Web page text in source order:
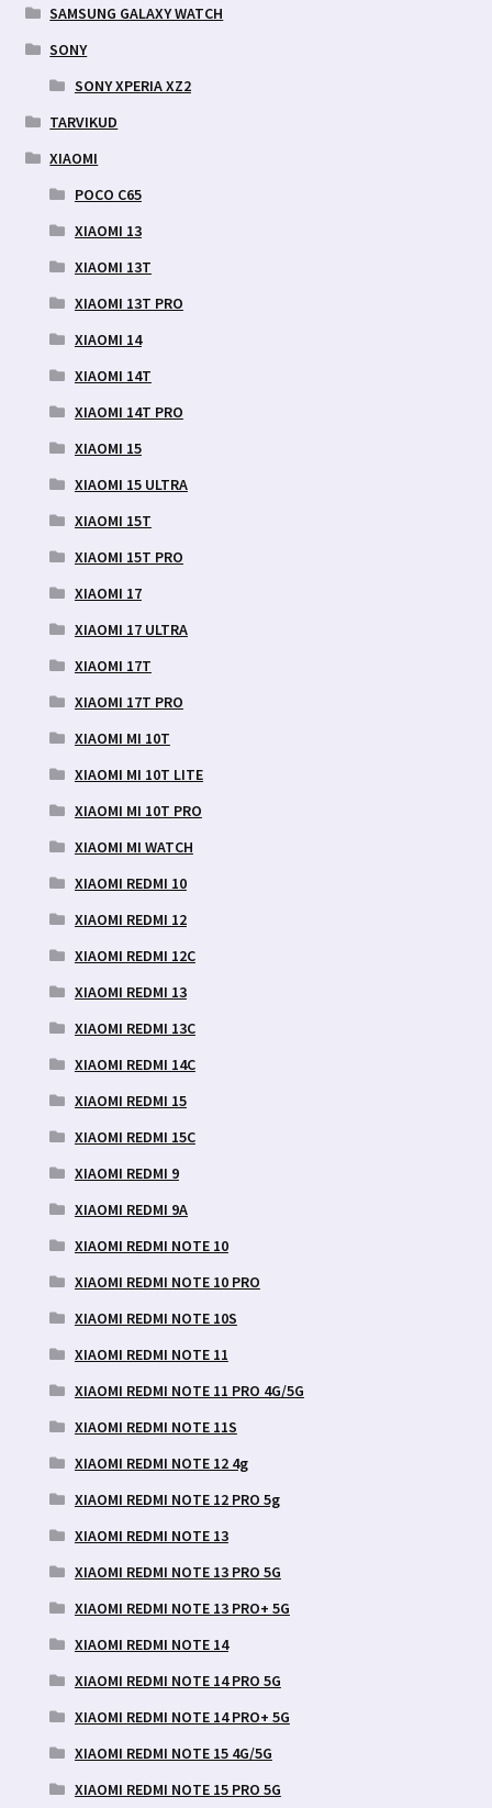
SAMSUNG GALAXY WATCH
SONY
SONY XPERIA XZ2
TARVIKUD
XIAOMI
POCO C65
XIAOMI 13
XIAOMI 13T
XIAOMI 13T PRO
XIAOMI 14
XIAOMI 14T
XIAOMI 14T PRO
XIAOMI 15
XIAOMI 15 ULTRA
XIAOMI 15T
XIAOMI 15T PRO
XIAOMI 17
XIAOMI 17 ULTRA
XIAOMI 17T
XIAOMI 17T PRO
XIAOMI MI 10T
XIAOMI MI 10T LITE
XIAOMI MI 10T PRO
XIAOMI MI WATCH
XIAOMI REDMI 10
XIAOMI REDMI 12
XIAOMI REDMI 12C
XIAOMI REDMI 13
XIAOMI REDMI 13C
XIAOMI REDMI 14C
XIAOMI REDMI 15
XIAOMI REDMI 15C
XIAOMI REDMI 9
XIAOMI REDMI 9A
XIAOMI REDMI NOTE 10
XIAOMI REDMI NOTE 10 PRO
XIAOMI REDMI NOTE 10S
XIAOMI REDMI NOTE 11
XIAOMI REDMI NOTE 11 PRO 4G/5G
XIAOMI REDMI NOTE 11S
XIAOMI REDMI NOTE 12 4g
XIAOMI REDMI NOTE 12 PRO 5g
XIAOMI REDMI NOTE 13
XIAOMI REDMI NOTE 13 PRO 5G
XIAOMI REDMI NOTE 13 PRO+ 5G
XIAOMI REDMI NOTE 14
XIAOMI REDMI NOTE 14 PRO 5G
XIAOMI REDMI NOTE 14 PRO+ 5G
XIAOMI REDMI NOTE 15 4G/5G
XIAOMI REDMI NOTE 15 PRO 5G